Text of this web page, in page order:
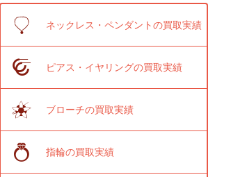
ネックレス・ペンダントの買取実績
ピアス・イヤリングの買取実績
ブローチの買取実績
指輪の買取実績